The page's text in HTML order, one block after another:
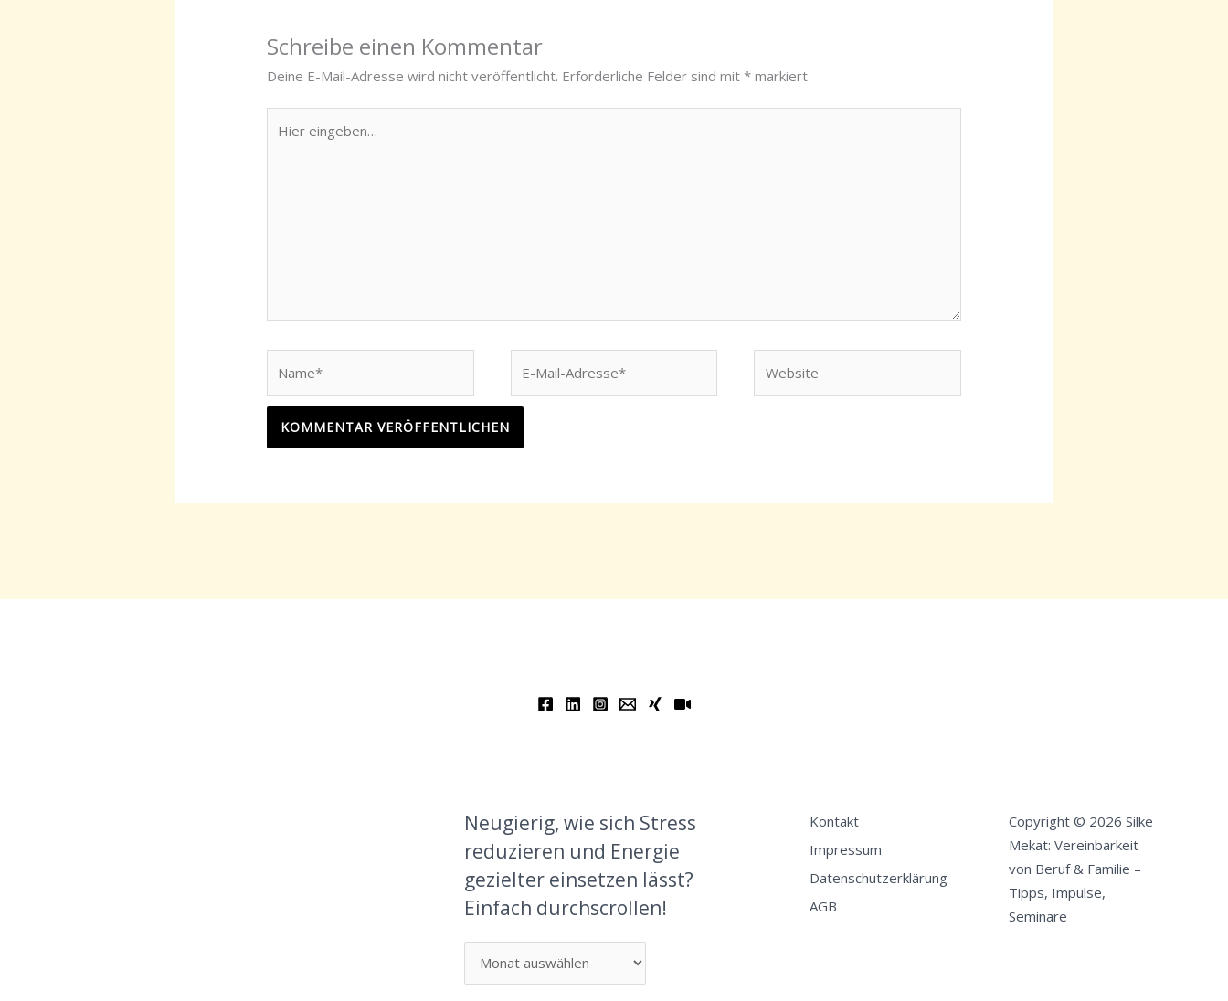
Schreibe einen Kommentar
Deine E-Mail-Adresse wird nicht veröffentlicht. Erforderliche Felder sind mit* markiert
eingeben…
Adresse*
Neugierig, wie sich Stress
reduzieren und Energie
gezielter einsetzen lässt?
Einfach durchscrollen!
Kontakt
Impressum
Datenschutzerklärung
AGB
Copyright © 2026 Silke
Mekat: Vereinbarkeit
von Beruf & Familie –
Tipps, Impulse,
Seminare